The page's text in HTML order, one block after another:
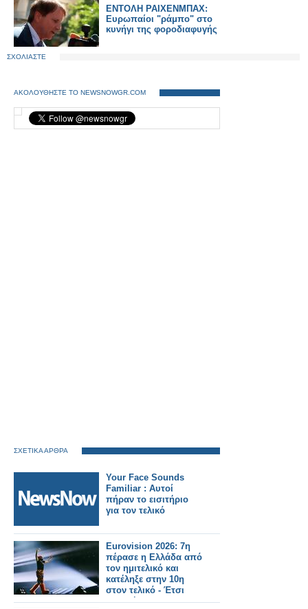
ΕΝΤΟΛΗ ΡΑΙΧΕΝΜΠΑΧ:
Ευρωπαίοι "ράμπο" στο
κυνήγι της φοροδιαφυγής
ΣΧΟΛΙΑΣΤΕ
ΑΚΟΛΟΥΘΗΣΤΕ ΤΟ NEWSNOWGR.COM
ΣΧΕΤΙΚΑ ΑΡΘΡΑ
Your Face Sounds
Familiar : Αυτοί
πήραν το εισιτήριο
για τον τελικό
Eurovision 2026: 7η
πέρασε η Ελλάδα από
τον ημιτελικό και
κατέληξε στην 10η
στον τελικό - Έτσι
μας ψήφισαν